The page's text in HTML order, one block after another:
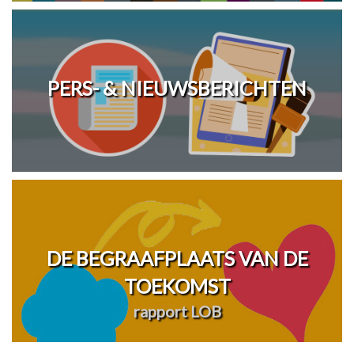
PERS- & NIEUWSBERICHTEN
DE BEGRAAFPLAATS VAN DE
TOEKOMST
rapport LOB